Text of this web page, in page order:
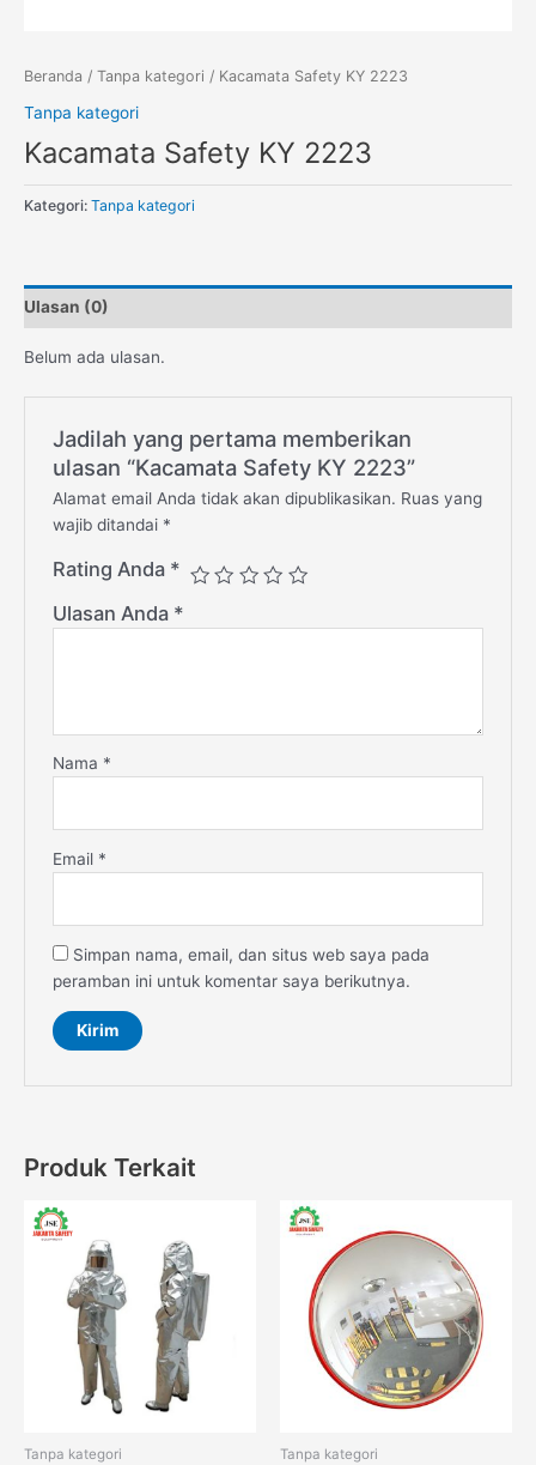
Beranda / Tanpa kategori / Kacamata Safety KY 2223
Tanpa kategori
Kacamata Safety KY 2223
Kategori: Tanpa kategori
Ulasan (0)
Belum ada ulasan.
Jadilah yang pertama memberikan
ulasan “Kacamata Safety KY 2223”
Alamat email Anda tidak akan dipublikasikan. Ruas yang
wajib ditandai *
Rating Anda *
Ulasan Anda *
Nama *
Email *
Simpan nama, email, dan situs web saya pada
peramban ini untuk komentar saya berikutnya.
Produk Terkait
Tanpa kategori Tanpa kategori